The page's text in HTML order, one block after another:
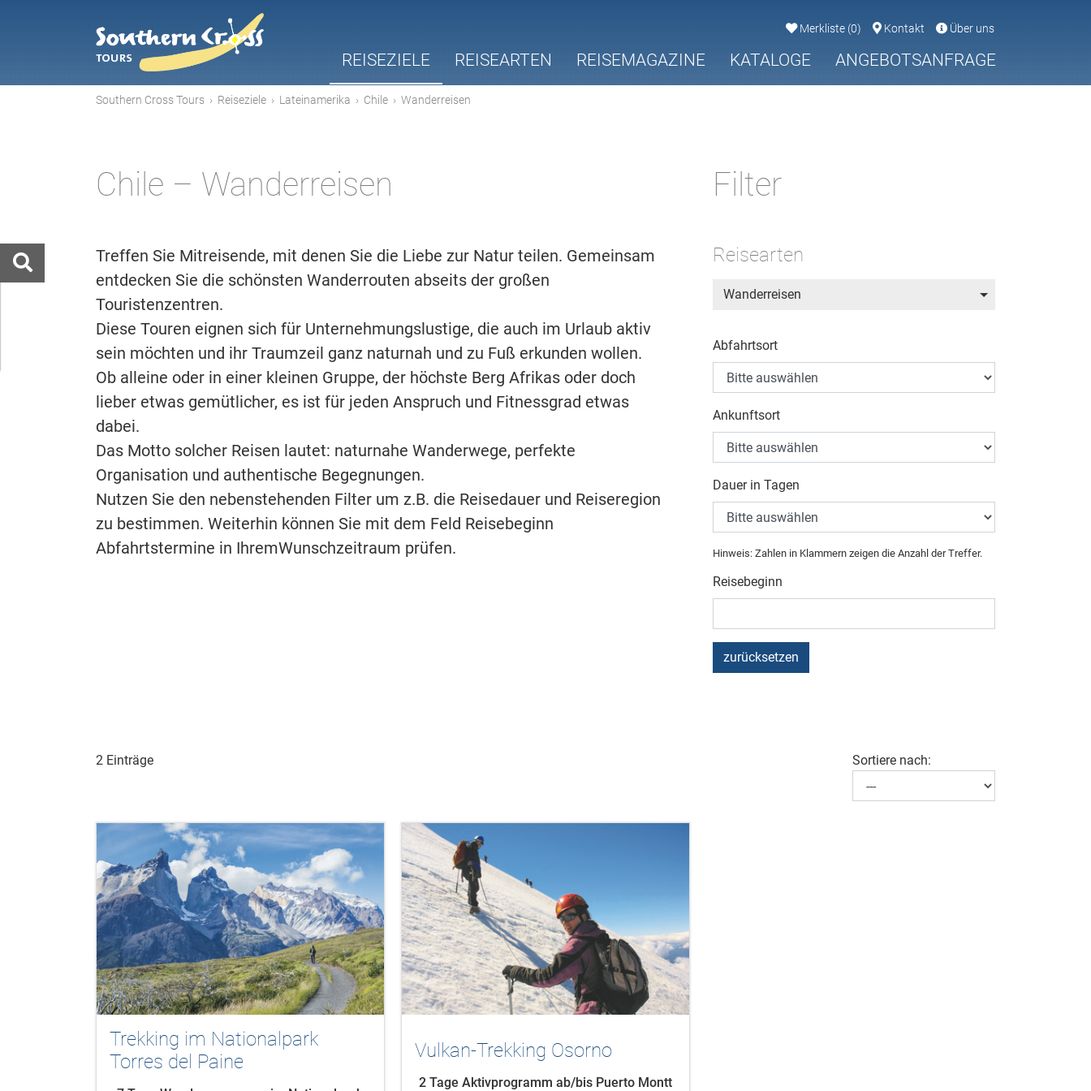
Merkliste (0) Kontakt Über uns
REISEZIELE REISEARTEN REISEMAGAZINE KATALOGE ANGEBOTSANFRAGE
Southern Cross Tours › Reiseziele › Lateinamerika › Chile › Wanderreisen
Chile – Wanderreisen
Treffen Sie Mitreisende, mit denen Sie die Liebe zur Natur teilen. Gemeinsam
entdecken Sie die schönsten Wanderrouten abseits der großen
Touristenzentren.
Diese Touren eignen sich für Unternehmungslustige, die auch im Urlaub aktiv
sein möchten und ihr Traumzeil ganz naturnah und zu Fuß erkunden wollen.
Ob alleine oder in einer kleinen Gruppe, der höchste Berg Afrikas oder doch
lieber etwas gemütlicher, es ist für jeden Anspruch und Fitnessgrad etwas
dabei.
Das Motto solcher Reisen lautet: naturnahe Wanderwege, perfekte
Organisation und authentische Begegnungen.
Nutzen Sie den nebenstehenden Filter um z.B. die Reisedauer und Reiseregion
zu bestimmen. Weiterhin können Sie mit dem Feld Reisebeginn
Abfahrtstermine in IhremWunschzeitraum prüfen.
Filter
Reisearten
Wanderreisen
Abfahrtsort
Ankunftsort
Dauer in Tagen
Hinweis: Zahlen in Klammern zeigen die Anzahl der Treffer.
Reisebeginn
zurücksetzen
2 Einträge Sortiere nach:
Trekking im Nationalpark
Torres del Paine
Vulkan-Trekking Osorno
2 Tage Aktivprogramm ab/bis Puerto Montt